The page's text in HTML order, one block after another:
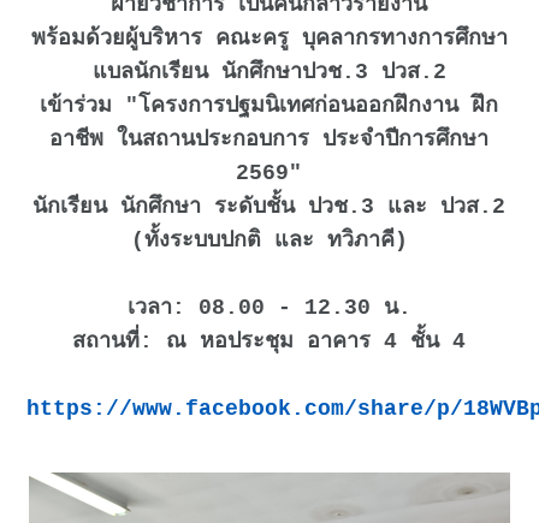
ฝ่ายวิชาการ เป็นคนกล่าวรายงาน
พร้อมด้วยผู้บริหาร คณะครู บุคลากรทางการศึกษา
แบลนักเรียน นักศึกษาปวช.3 ปวส.2
เข้าร่วม "โครงการปฐมนิเทศก่อนออกฝึกงาน ฝึก
อาชีพ ในสถานประกอบการ ประจำปีการศึกษา
2569"
นักเรียน นักศึกษา ระดับชั้น ปวช.3 และ ปวส.2
(ทั้งระบบปกติ และ ทวิภาคี)
เวลา: 08.00 - 12.30 น.
สถานที่: ณ หอประชุม อาคาร 4 ชั้น 4
https://www.facebook.com/share/p/